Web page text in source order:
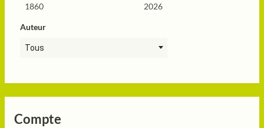
1860 2026
Auteur
Tous
Compte